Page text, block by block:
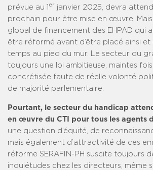
prévue au 1 er janvier 2025, devra
prochain pour être mise en œuvre. Mais
global de financement des EHPAD qui
être réformé avant d’être placé ainsi et
temps au pied du mur. Le secteur du
toujours une loi ambitieuse, maintes
concrétisée faute de réelle volonté
de majorité parlementaire.
Pourtant, le secteur du handicap
en œuvre du CTI pour tous les agents
une question d’équité, de
mais également d’attractivité de ces
réforme SERAFIN-PH suscite toujours
inquiétudes chez les directeurs, même